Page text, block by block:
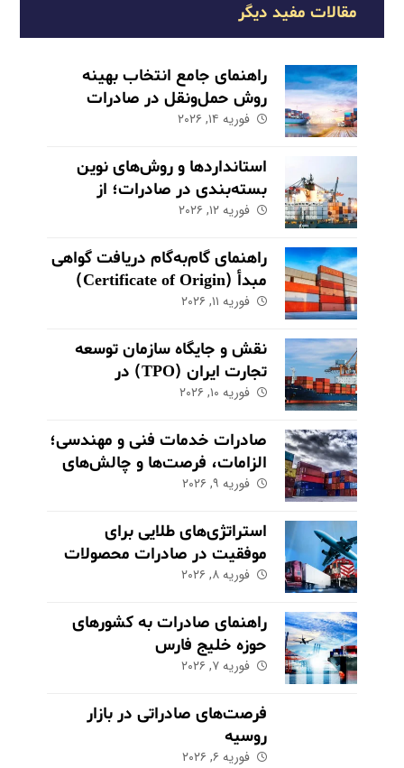
مقالات مفید دیگر
راهنمای جامع انتخاب بهینه
روش حمل‌ونقل در صادرات
فوریه ۱۴, ۲۰۲۶
استانداردها و روش‌های نوین
بسته‌بندی در صادرات؛ از
حفاظت تا بازاریابی
فوریه ۱۲, ۲۰۲۶
راهنمای گام‌به‌گام دریافت گواهی
مبدأ (Certificate of Origin)
برای کالاهای صادراتی
فوریه ۱۱, ۲۰۲۶
نقش و جایگاه سازمان توسعه
تجارت ایران (TPO) در
اکوسیستم صادراتی
فوریه ۱۰, ۲۰۲۶
صادرات خدمات فنی و مهندسی؛
الزامات، فرصت‌ها و چالش‌های
کلیدی
فوریه ۹, ۲۰۲۶
استراتژی‌های طلایی برای
موفقیت در صادرات محصولات
کشاورزی و مواد غذایی
فوریه ۸, ۲۰۲۶
راهنمای صادرات به کشورهای
حوزه خلیج فارس
فوریه ۷, ۲۰۲۶
فرصت‌های صادراتی در بازار
روسیه
فوریه ۶, ۲۰۲۶